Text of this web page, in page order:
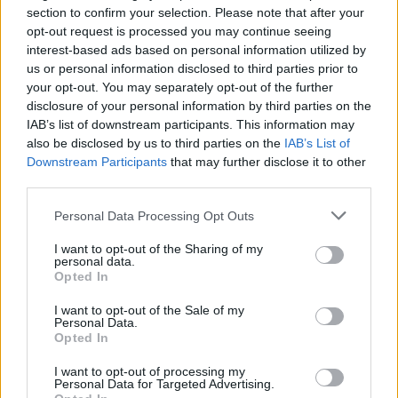
section to confirm your selection. Please note that after your
opt-out request is processed you may continue seeing
interest-based ads based on personal information utilized by
us or personal information disclosed to third parties prior to
your opt-out. You may separately opt-out of the further
disclosure of your personal information by third parties on the
IAB’s list of downstream participants. This information may
also be disclosed by us to third parties on the IAB’s List of
Downstream Participants that may further disclose it to other
Personal Data Processing Opt Outs
I want to opt-out of the Sharing of my
personal data.
Opted In
I want to opt-out of the Sale of my
Personal Data.
Opted In
I want to opt-out of processing my
Personal Data for Targeted Advertising.
Onisi Ratave, 10 Jacob Umaga, 9 Alessandro
Garbisi, 8 Toa Halafihi, 7 Michele Lamaro, 6
Alessandro Izekor, 5 Eli Snyman (c), 4 Niccolò
Cannone, 3 Giosué Zilocchi, 2 Giacomo
Nicotera, 1 Thomas Gallo
Panchina:16 Bautista Bernasconi, Mirco
Spagnolo, 18 Tiziano Pasquali, 19 Federico
Ruzza, 20 Lorenzo Cannone, 21 Andy Uren, 22
Tomas Albornoz, 23 Malakai Fekitoa
Connacht:15 Tiernan O’Halloran, 14 Diarmuid
Kilgallen, 13 David Hawkshaw, 12 Cathal Forde,
11 Andrew Smith, 10 Jack Carty (c) 9 Michael
McDonald, 8 Paul Boyle, 7 Shamus Hurley-
Niall Murray, 3 Jack Aungier, 2 Dave Heffernan,